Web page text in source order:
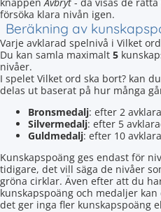
försöka klara nivån igen.
Beräkning av
Varje avklarad spelnivå i Vilket
Du kan samla maximalt 5
nivåer.
I spelet Vilket ord ska bort? kan
delas ut baserat på hur många
Bronsmedalj: efter 2
Silvermedalj: efter 5
Guldmedalj: efter 10
Kunskapspoäng ges endast för
tidigare, det vill säga de nivåer
gröna cirklar. Även efter att du
kunskapspoäng och medaljer
det ger inga fler kunskapspoäng